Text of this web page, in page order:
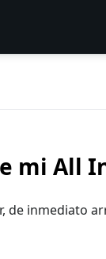
mi All
de inmediato